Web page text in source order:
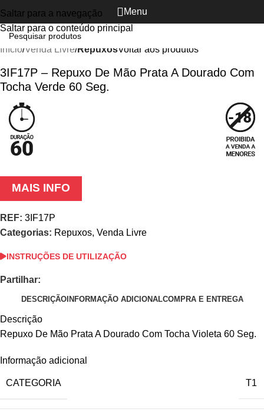
Saltar para a navegação
Saltar para o conteúdo principal
Menu
Clique para ampliar
Início Venda Livre RepuxosVoltar aos produtos
3IF17P – Repuxo De Mão Prata A Dourado Com
Tocha Verde 60 Seg.
MAIS INFO
REF: 3IF17P
Categorias: Repuxos, Venda Livre
INSTRUÇÕES DE UTILIZAÇÃO
Partilhar:
DESCRIÇÃOINFORMAÇÃO ADICIONALCOMPRA E ENTREGA
Descrição
Repuxo De Mão Prata A Dourado Com Tocha Violeta 60 Seg.
Informação adicional
CATEGORIA T1